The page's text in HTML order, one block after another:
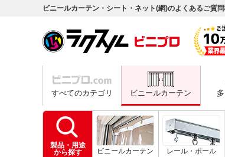
ビニールカーテン・シート・ネット(網)のよくあるご質
すべてのカテゴリ ビニールカーテン
製品・用途
から探す
ビニールカーテン レール・ポール